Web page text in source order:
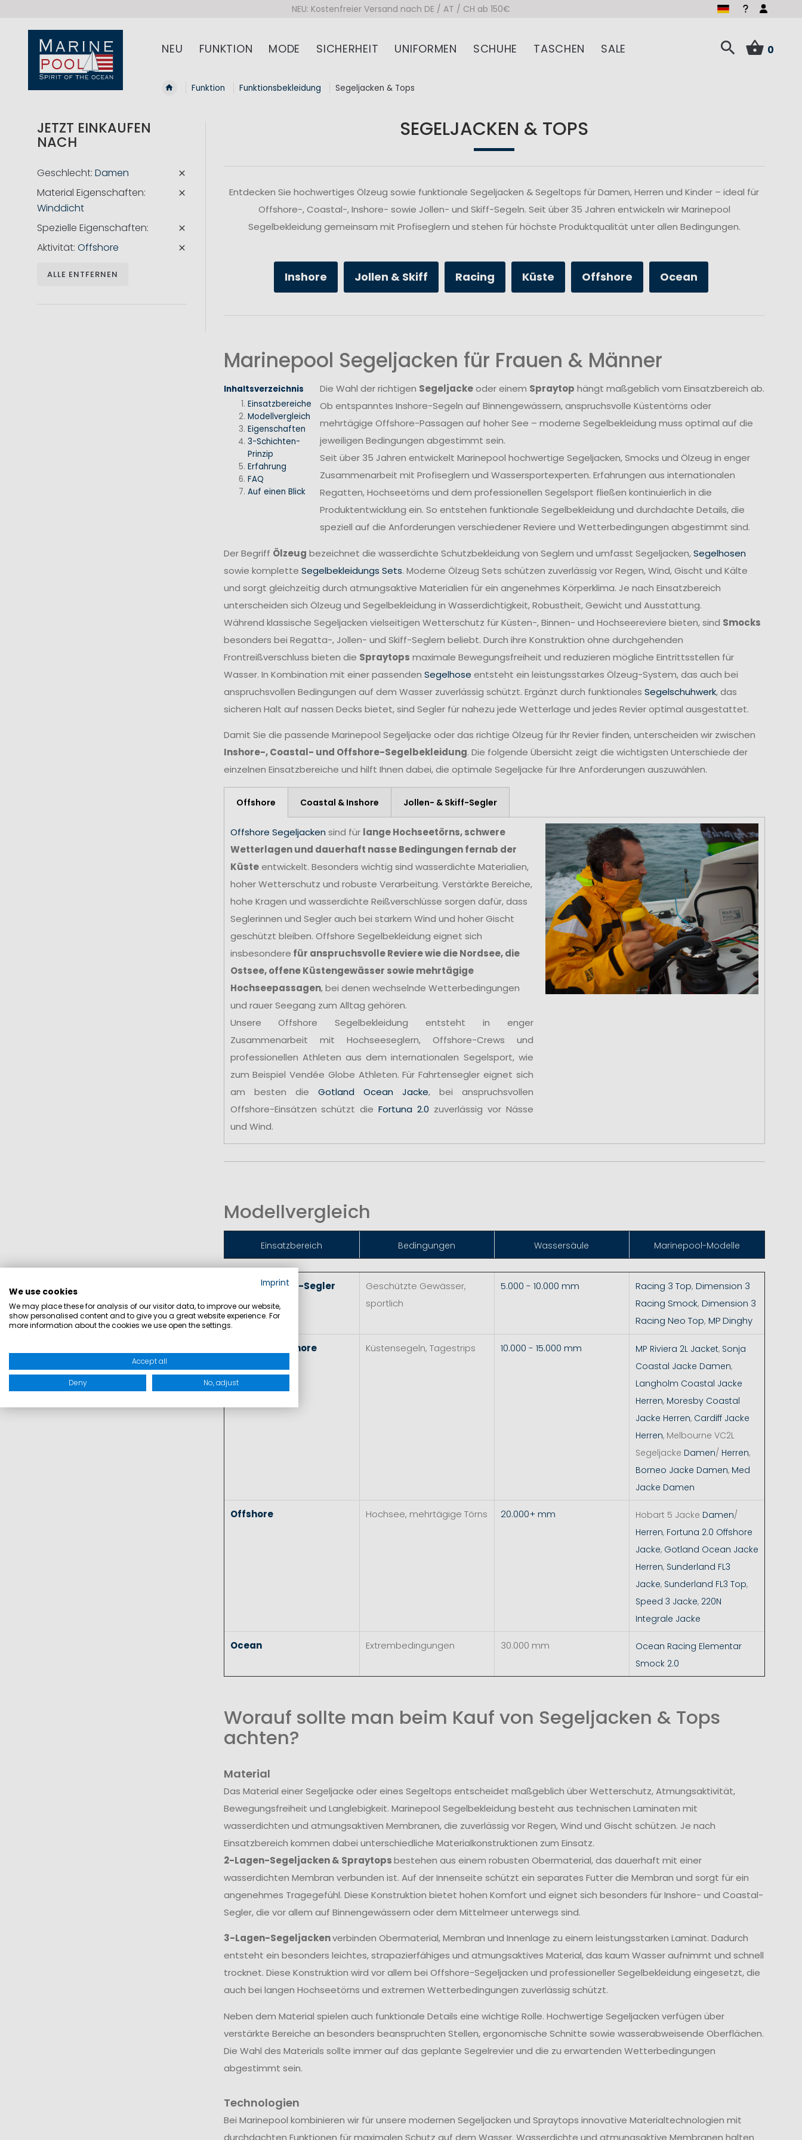
NEU: Kostenfreier Versand nach DE / AT / CH ab 150€
NEU FUNKTION MODE SICHERHEIT UNIFORMEN SCHUHE TASCHEN SALE 0
Funktion Funktionsbekleidung Segeljacken & Tops
SEGELJACKEN & TOPS
Entdecken Sie hochwertiges Ölzeug sowie funktionale Segeljacken & Segeltops für Damen, Herren und Kinder – ideal für
Offshore-, Coastal-, Inshore- sowie Jollen- und Skiff-Segeln. Seit über 35 Jahren entwickeln wir Marinepool
Segelbekleidung gemeinsam mit Profiseglern und stehen für höchste Produktqualität unter allen Bedingungen.
Inshore Jollen & Skiff Racing Küste Offshore Ocean
Marinepool Segeljacken für Frauen & Männer
Inhaltsverzeichnis
Einsatzbereiche
Modellvergleich
Eigenschaften
3-Schichten-
Prinzip
Erfahrung
FAQ
Auf einen Blick
Die Wahl der richtigen Segeljackeoder einem Spraytop hängt maßgeblich vom Einsatzbereich ab.
Ob entspanntes Inshore-Segeln auf Binnengewässern, anspruchsvolle Küstentörns oder
mehrtägige Offshore-Passagen auf hoher See – moderne Segelbekleidung muss optimal auf die
jeweiligen Bedingungen abgestimmt sein.
Seit über 35 Jahren entwickelt Marinepool hochwertige Segeljacken, Smocks und Ölzeug in enger
Zusammenarbeit mit Profiseglern und Wassersportexperten. Erfahrungen aus internationalen
Regatten, Hochseetörns und dem professionellen Segelsport fließen kontinuierlich in die
Produktentwicklung ein. So entstehen funktionale Segelbekleidung und durchdachte Details, die
speziell auf die Anforderungen verschiedener Reviere und Wetterbedingungen abgestimmt sind.
Der Begriff Ölzeug bezeichnet die wasserdichte Schutzbekleidung von Seglern und umfasst Segeljacken,Segelhosen
sowie komplette Segelbekleidungs Sets. Moderne Ölzeug Sets schützen zuverlässig vor Regen, Wind, Gischt und Kälte
und sorgt gleichzeitig durch atmungsaktive Materialien für ein angenehmes Körperklima. Je nach Einsatzbereich
unterscheiden sich Ölzeug und Segelbekleidung in Wasserdichtigkeit, Robustheit, Gewicht und Ausstattung.
Während klassische Segeljacken vielseitigen Wetterschutz für Küsten-, Binnen- und Hochseereviere bieten, sind Smocks
besonders bei Regatta-, Jollen- und Skiff-Seglern beliebt. Durch ihre Konstruktion ohne durchgehenden
Frontreißverschluss bieten die Spraytops maximale Bewegungsfreiheit und reduzieren mögliche Eintrittsstellen für
Wasser. In Kombination mit einer passenden Segelhose entsteht ein leistungsstarkes Ölzeug-System, das auch bei
anspruchsvollen Bedingungen auf dem Wasser zuverlässig schützt. Ergänzt durch funktionales Segelschuhwerk, das
sicheren Halt auf nassen Decks bietet, sind Segler für nahezu jede Wetterlage und jedes Revier optimal ausgestattet.
Damit Sie die passende Marinepool Segeljacke oder das richtige Ölzeug für Ihr Revier finden, unterscheiden wir zwischen
Inshore-, Coastal- und Offshore-Segelbekleidung. Die folgende Übersicht zeigt die wichtigsten Unterschiede der
einzelnen Einsatzbereiche und hilft Ihnen dabei, die optimale Segeljacke für Ihre Anforderungen auszuwählen.
Offshore Coastal & Inshore Jollen- & Skiff-Segler
Offshore Segeljacken sind für lange Hochseetörns, schwere
Wetterlagen und dauerhaft nasse Bedingungen fernab der
Küsteentwickelt. Besonders wichtig sind wasserdichte Materialien,
hoher Wetterschutz und robuste Verarbeitung. Verstärkte Bereiche,
hohe Kragen und wasserdichte Reißverschlüsse sorgen dafür, dass
Seglerinnen und Segler auch bei starkem Wind und hoher Gischt
geschützt bleiben. Offshore Segelbekleidung eignet sich
insbesondere für anspruchsvolle Reviere wie die Nordsee, die
Ostsee, offene Küstengewässer sowie mehrtägige
Hochseepassagen, bei denen wechselnde Wetterbedingungen
und rauer Seegang zum Alltag gehören.
Unsere Offshore Segelbekleidung entsteht in enger
Zusammenarbeit mit Hochseeseglern, Offshore-Crews und
professionellen Athleten aus dem internationalen Segelsport, wie
zum Beispiel Vendée Globe Athleten. Für Fahrtensegler eignet sich
am besten die Gotland Ocean Jacke, bei anspruchsvollen
Offshore-Einsätzen schützt dieFortuna 2.0 zuverlässig vor Nässe
und Wind.
Modellvergleich
Einsatzbereich Bedingungen Wassersäule Marinepool-Modelle
Jollen- & Skiff-Segler
Geschützte Gewässer,
sportlich
5.000 - 10.000 mm Racing 3 Top, Dimension 3
Racing Smock, Dimension 3
Racing Neo Top, MP Dinghy
Inshore Küstensegeln, Tagestrips 10.000 - 15.000 mm MP Riviera 2L Jacket, Sonja
Coastal Jacke Damen,
Langholm Coastal Jacke
Herren, Moresby Coastal
Jacke Herren, Cardiff Jacke
Herren, Melbourne VC2L
Segeljacke Damen/ Herren,
Borneo Jacke Damen, Med
Jacke Damen
Offshore Hochsee, mehrtägige Törns 20.000+ mm Hobart 5 Jacke Damen/
Herren, Fortuna 2.0 Offshore
Jacke, Gotland Ocean Jacke
Herren, Sunderland FL3
Jacke, Sunderland FL3 Top,
Speed 3 Jacke, 220N
Integrale Jacke
Ocean Extrembedingungen 30.000 mm
Ocean Racing Elementar
Smock 2.0
Worauf sollte man beim Kauf von Segeljacken & Tops
achten?
Material
Das Material einer Segeljacke oder eines Segeltops entscheidet maßgeblich über Wetterschutz, Atmungsaktivität,
Bewegungsfreiheit und Langlebigkeit. Marinepool Segelbekleidung besteht aus technischen Laminaten mit
wasserdichten und atmungsaktiven Membranen, die zuverlässig vor Regen, Wind und Gischt schützen. Je nach
Einsatzbereich kommen dabei unterschiedliche Materialkonstruktionen zum Einsatz.
2-Lagen-Segeljacken & Spraytopsbestehen aus einem robusten Obermaterial, das dauerhaft mit einer
wasserdichten Membran verbunden ist. Auf der Innenseite schützt ein separates Futter die Membran und sorgt für ein
angenehmes Tragegefühl. Diese Konstruktion bietet hohen Komfort und eignet sich besonders für Inshore- und Coastal-
Segler, die vor allem auf Binnengewässern oder dem Mittelmeer unterwegs sind.
3-Lagen-Segeljackenverbinden Obermaterial, Membran und Innenlage zu einem leistungsstarken Laminat. Dadurch
entsteht ein besonders leichtes, strapazierfähiges und atmungsaktives Material, das kaum Wasser aufnimmt und schnell
trocknet. Diese Konstruktion wird vor allem bei Offshore-Segeljacken und professioneller Segelbekleidung eingesetzt, die
auch bei langen Hochseetörns und extremen Wetterbedingungen zuverlässig schützt.
Neben dem Material spielen auch funktionale Details eine wichtige Rolle. Hochwertige Segeljacken verfügen über
verstärkte Bereiche an besonders beanspruchten Stellen, ergonomische Schnitte sowie wasserabweisende Oberflächen.
Die Wahl des Materials sollte immer auf das geplante Segelrevier und die zu erwartenden Wetterbedingungen
abgestimmt sein.
Technologien
Bei Marinepool kombinieren wir für unsere modernen Segeljacken und Spraytops innovative Materialtechnologien mit
durchdachten Funktionen für maximalen Schutz auf dem Wasser. Wasserdichte und atmungsaktive Membranen halten
JETZT EINKAUFEN
NACH
Geschlecht Damen
Material Eigenschaften
Winddicht
Spezielle Eigenschaften
Aktivität Offshore
ALLE ENTFERNEN
Imprint
We use cookies
We may place these for analysis of our visitor data, to improve our website,
show personalised content and to give you a great website experience. For
more information about the cookies we use open the settings.
Accept all
Deny No, adjust